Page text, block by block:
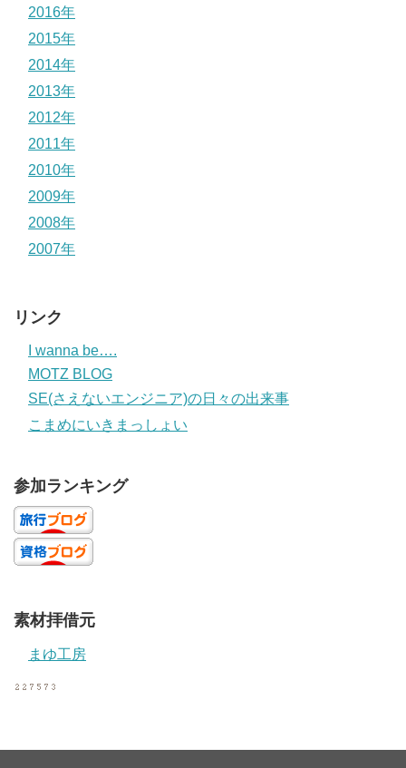
2016年
2015年
2014年
2013年
2012年
2011年
2010年
2009年
2008年
2007年
リンク
I wanna be….
MOTZ BLOG
SE(さえないエンジニア)の日々の出来事
こまめにいきまっしょい
参加ランキング
素材拝借元
まゆ工房